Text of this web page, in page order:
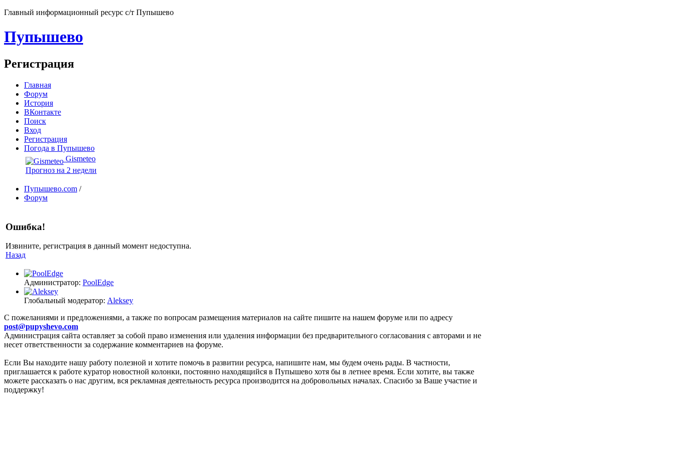
Главный информационный ресурс с/т Пупышево
Пупышево
Регистрация
Главная
Форум
История
ВКонтакте
Поиск
Вход
Регистрация
Погода в Пупышево
Gismeteo
Прогноз на 2 недели
Пупышево.com /
Форум
Ошибка!
Извините, регистрация в данный момент недоступна.
Назад
Администратор: PoolEdge
Глобальный модератор: Aleksey
C пожеланиями и предложениями, а также по вопросам размещения материалов на сайте пишите на нашем форуме или по адресу
post@pupyshevo.com
Администрация сайта оставляет за собой право изменения или удаления информации без предварительного согласования с авторами и не
несет ответственности за содержание комментариев на форуме.
Если Вы находите нашу работу полезной и хотите помочь в развитии ресурса, напишите нам, мы будем очень рады. В частности,
приглашается к работе куратор новостной колонки, постоянно находящийся в Пупышево хотя бы в летнее время. Если хотите, вы также
можете рассказать о нас другим, вся рекламная деятельность ресурса производится на добровольных началах. Спасибо за Ваше участие и
поддержку!